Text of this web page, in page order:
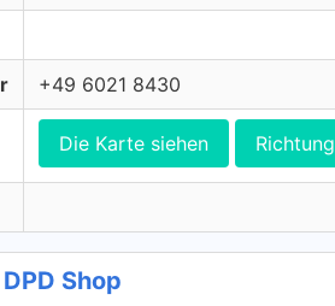
+49 6021 8430
Die Karte siehen Richtung
Shop